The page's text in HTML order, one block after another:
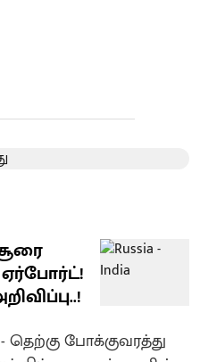
ஏர்போர்ட்!
போக்குவரத்து